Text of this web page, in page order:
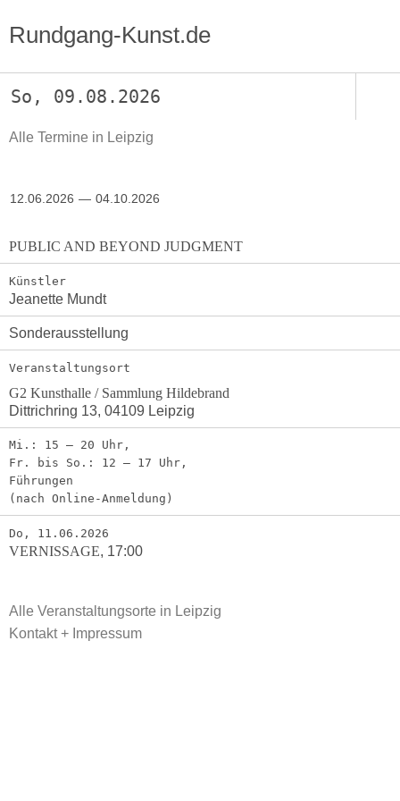
Rundgang-Kunst.de
So, 09.08.2026
Alle Termine in Leipzig
12.06.2026 04.10.2026
PUBLIC AND BEYOND JUDGMENT
Künstler
Jeanette Mundt
Sonderausstellung
Veranstaltungsort
G2 Kunsthalle / Sammlung Hildebrand
Dittrichring 13, 04109 Leipzig
Mi.: 15 – 20 Uhr,
Fr. bis So.: 12 – 17 Uhr,
Führungen
(nach Online-Anmeldung)
Do, 11.06.2026
VERNISSAGE, 17:00
Alle Veranstaltungsorte in Leipzig
Kontakt + Impressum